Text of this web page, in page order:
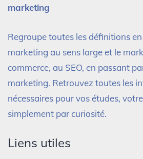
marketing
Regroupe toutes les définitions
marketing au sens large et le
commerce, au SEO, en passant
marketing. Retrouvez toutes les
nécessaires pour vos études,
simplement par curiosité.
Liens utiles